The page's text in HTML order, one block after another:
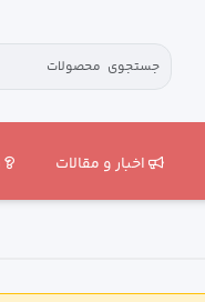
اخبار و مقالات